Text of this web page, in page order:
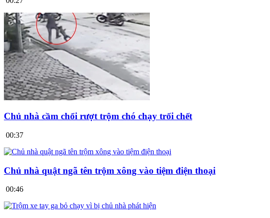
Chủ nhà cầm chổi rượt trộm chó chạy trối chết
00:37
Chủ nhà quật ngã tên trộm xông vào tiệm điện thoại
00:46